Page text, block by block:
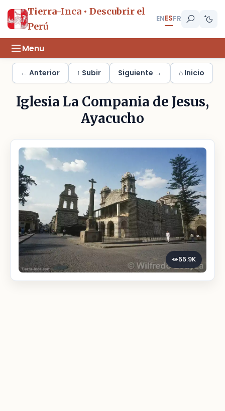
Tierra-Inca • Descubrir el
Perú
ENESFR
Menu
← Anterior ↑ Subir Siguiente → ⌂ Inicio
Iglesia La Compania de Jesus,
Ayacucho
55.9K